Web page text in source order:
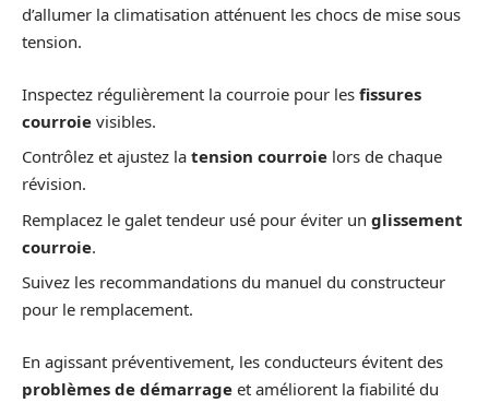
d’allumer la climatisation atténuent les chocs de mise sous
tension.
Inspectez régulièrement la courroie pour les fissures
courroie visibles.
Contrôlez et ajustez la tension courroie lors de chaque
révision.
Remplacez le galet tendeur usé pour éviter un glissement
courroie.
Suivez les recommandations du manuel du constructeur
pour le remplacement.
En agissant préventivement, les conducteurs évitent des
problèmes de démarrage et améliorent la fiabilité du